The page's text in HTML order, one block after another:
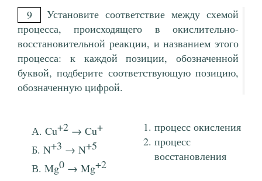
9
Установите соответствие между схемой
процесса, происходящего в окислительно-
восстановительной реакции, и названием этого
процесса: к каждой позиции, обозначенной
буквой, подберите соответствующую позицию,
обозначенную цифрой.
Cu+2 → Cu+
N+3 → N+5
Mg0 → Mg+2
процесс окисления
процесс
восстановления